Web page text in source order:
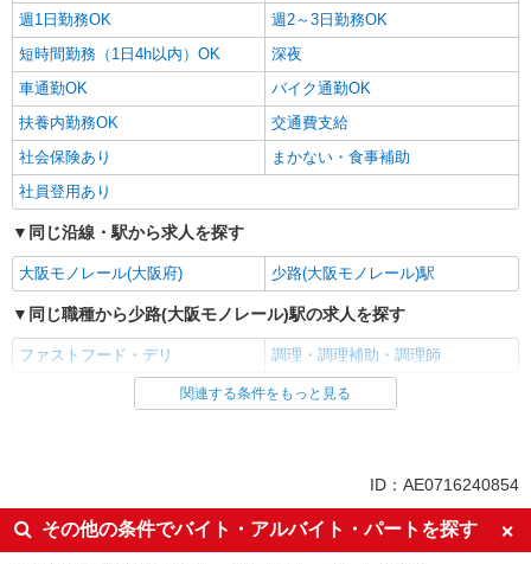
週1日勤務OK
週2～3日勤務OK
短時間勤務（1日4h以内）OK
深夜
車通勤OK
バイク通勤OK
扶養内勤務OK
交通費支給
社会保険あり
まかない・食事補助
社員登用あり
同じ沿線・駅から求人を探す
大阪モノレール(大阪府) 少路(大阪モノレール)駅
同じ職種から少路(大阪モノレール)駅の求人を探す
ファストフード・デリ 調理・調理補助・調理師
同じ雇用形態から少路(大阪モノレール)駅の求人を探す
同じ特徴から少路(大阪モノレール)駅の求人を探す
未経験歓迎
高校生OK
フリーター歓迎
短期（3ヶ月以内）
関連する条件をもっと見る
ID：AE0716240854
その他の条件でバイト・アルバイト・パートを探す